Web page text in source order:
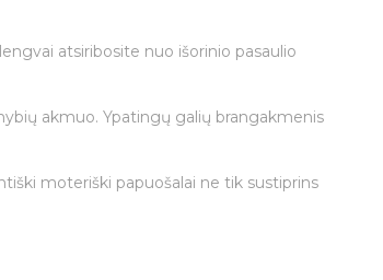
atsiribosite nuo išorinio pasaulio
akmuo. Ypatingų galių brangakmenis
moteriški papuošalai ne tik sustiprins